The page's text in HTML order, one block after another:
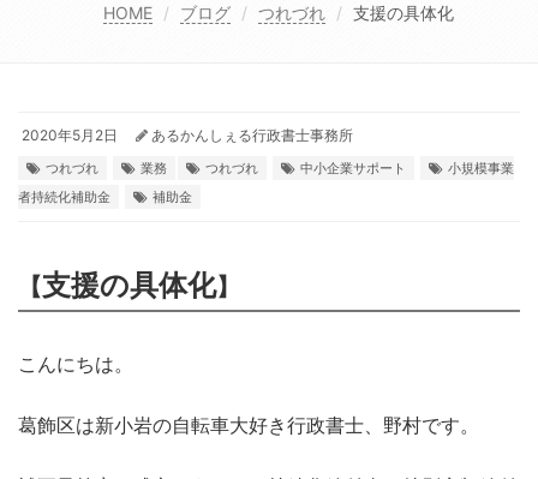
HOME ブログ つれづれ 支援の具体化
2020年5月2日 あるかんしぇる行政書士事務所
つれづれ 業務 つれづれ 中小企業サポート
小規模事業
者持続化補助金
補助金
【支援の具体化】
こんにちは。
葛飾区は新小岩の自転車大好き行政書士、野村です。